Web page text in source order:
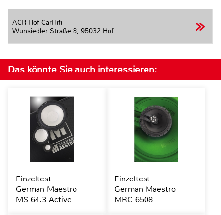
ACR Hof CarHifi
Wunsiedler Straße 8, 95032 Hof
Das könnte Sie auch interessieren:
Einzeltest
German Maestro
MS 64.3 Active
Einzeltest
German Maestro
MRC 6508